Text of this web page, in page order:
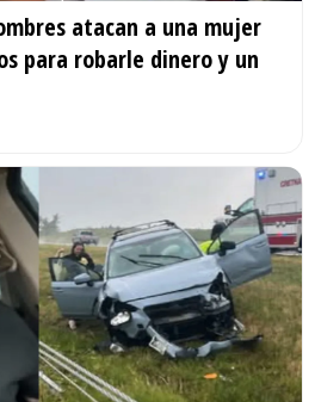
atacan a una mujer
para robarle dinero y un